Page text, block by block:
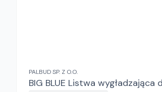
PALBUD SP. Z O.O.
BIG BLUE Listwa wygładzająca